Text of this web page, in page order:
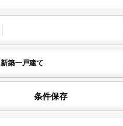
新築一戸建て
条件保存